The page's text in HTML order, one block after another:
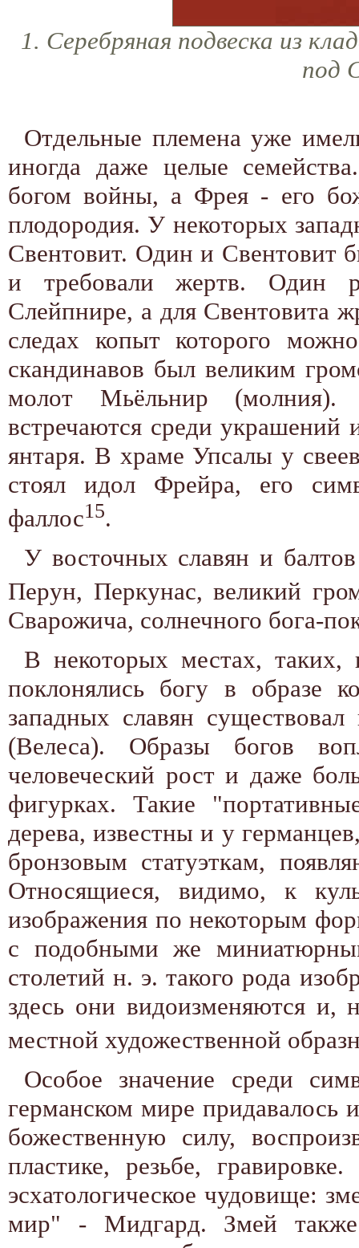
1. Серебряная подвеска из
под
Отдельные племена уже
иногда даже целые
богом войны, а Фрея - его
плодородия. У некоторых
Свентовит. Один и
и требовали жертв. Один
Слейпнире, а для Свентовита
следах копыт которого
скандинавов был великим
молот Мьёльнир
встречаются среди украшений
янтаря. В храме Упсалы у
стоял идол Фрейра, его
фаллос15.
У восточных славян и
Перун, Перкунас, великий
Сварожича, солнечного бога-
В некоторых местах, таких,
поклонялись богу в образе
западных славян
(Велеса). Образы богов
человеческий рост и даже
фигурках. Такие
дерева, известны и у
бронзовым статуэткам,
Относящиеся, видимо, к
изображения по некоторым
с подобными же
столетий н. э. такого рода
здесь они видоизменяются и,
местной художественной
Особое значение среди
германском мире
божественную силу,
пластике, резьбе,
эсхатологическое чудовище:
мир" - Мидгард. Змей также